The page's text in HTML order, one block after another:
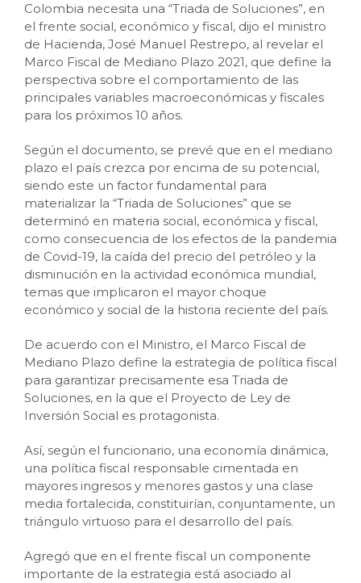
Colombia necesita una “Triada de Soluciones”, en
el frente social, económico y fiscal, dijo el ministro
de Hacienda, José Manuel Restrepo, al revelar el
Marco Fiscal de Mediano Plazo 2021, que define la
perspectiva sobre el comportamiento de las
principales variables macroeconómicas y fiscales
para los próximos 10 años.
Según el documento, se prevé que en el mediano
plazo el país crezca por encima de su potencial,
siendo este un factor fundamental para
materializar la “Triada de Soluciones” que se
determinó en materia social, económica y fiscal,
como consecuencia de los efectos de la pandemia
de Covid-19, la caída del precio del petróleo y la
disminución en la actividad económica mundial,
temas que implicaron el mayor choque
económico y social de la historia reciente del país.
De acuerdo con el Ministro, el Marco Fiscal de
Mediano Plazo define la estrategia de política fiscal
para garantizar precisamente esa Triada de
Soluciones, en la que el Proyecto de Ley de
Inversión Social es protagonista.
Así, según el funcionario, una economía dinámica,
una política fiscal responsable cimentada en
mayores ingresos y menores gastos y una clase
media fortalecida, constituirían, conjuntamente, un
triángulo virtuoso para el desarrollo del país.
Agregó que en el frente fiscal un componente
importante de la estrategia está asociado al